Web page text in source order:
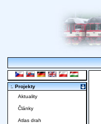
:. Projekty
Aktuality
Články
Atlas drah